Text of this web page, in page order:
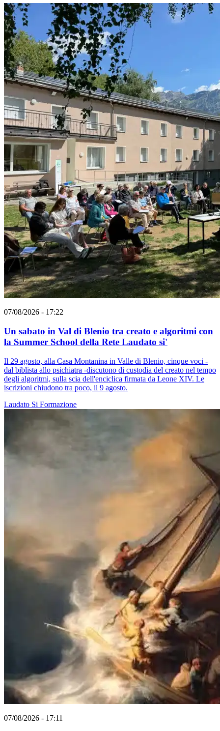
07/08/2026 - 17:22
Un sabato in Val di Blenio tra creato e algoritmi con
la Summer School della Rete Laudato si'
Il 29 agosto, alla Casa Montanina in Valle di Blenio, cinque voci -
dal biblista allo psichiatra -discutono di custodia del creato nel tempo
degli algoritmi, sulla scia dell'enciclica firmata da Leone XIV. Le
iscrizioni chiudono tra poco, il 9 agosto.
Laudato Si Formazione
07/08/2026 - 17:11